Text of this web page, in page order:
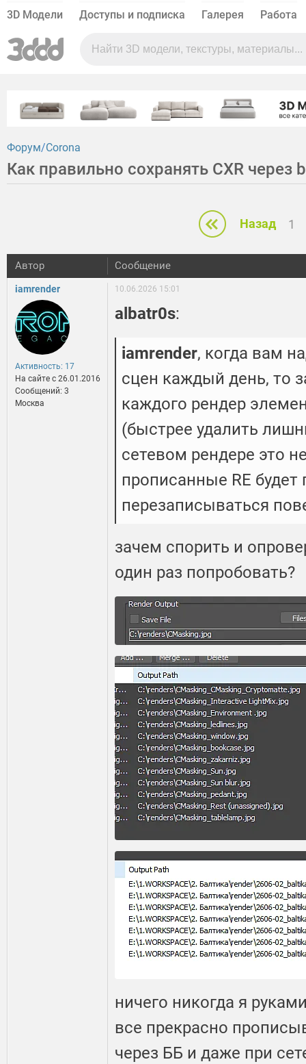
3D Модели Доступы и подписка Галерея Работа
Форум Corona
Как правильно сохранять CXR через
Назад 1
Автор Сообщение
iamrender
Активность: 17
На сайте c 26.01.2016
Сообщений: 3
Москва
10.06.2026 15:01
albatr0s:
iamrender, когда вам
сцен каждый день, то
каждого рендер
(быстрее удалить
сетевом рендере это
прописанные RE будет
перезаписываться
зачем спорить и
один раз попробовать?
ничего никогда я
все прекрасно
через ББ и даже при